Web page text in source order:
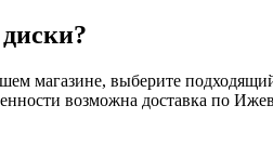
магазине, выберите
возможна доставка по